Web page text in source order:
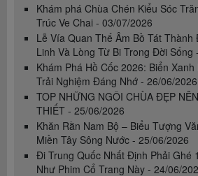
Khám phá Chùa Chén Kiểu Sóc
Trúc Ve Chai - 03/07/2026
Lễ Vía Quan Thế Âm Bồ Tát
Linh Và Lòng Từ Bi Trong Đời Sống
Khám Phá Hồ Cốc 2026: Biển
Trải Nghiệm Đáng Nhớ - 26/06/2026
TOP NHỮNG NGÔI CHÙA ĐẸP
THIẾT - 25/06/2026
Khăn Rằn Nam Bộ – Biểu Tượng
Miền Tây Sông Nước - 25/06/2026
Đi Trung Quốc Nhất Định Phải
Như Phim Cổ Trang Này - 24/06/